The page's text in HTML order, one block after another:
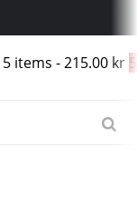
5 items -215.00 kr 5